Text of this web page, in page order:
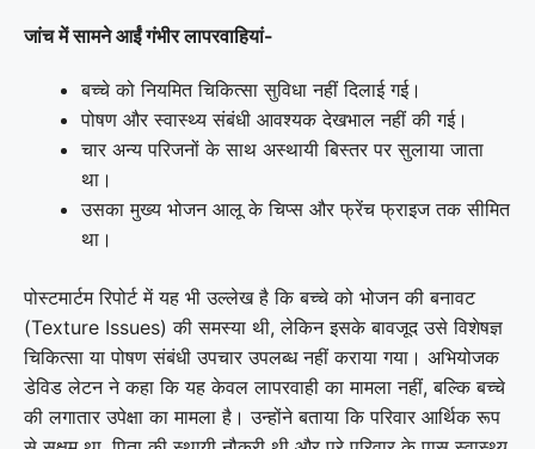
जांच में सामने आईं गंभीर लापरवाहियां-
बच्चे को नियमित चिकित्सा सुविधा नहीं दिलाई गई।
पोषण और स्वास्थ्य संबंधी आवश्यक देखभाल नहीं की गई।
चार अन्य परिजनों के साथ अस्थायी बिस्तर पर सुलाया जाता
था।
उसका मुख्य भोजन आलू के चिप्स और फ्रेंच फ्राइज तक सीमित
था।
पोस्टमार्टम रिपोर्ट में यह भी उल्लेख है कि बच्चे को भोजन की बनावट
(Texture Issues) की समस्या थी, लेकिन इसके बावजूद उसे विशेषज्ञ
चिकित्सा या पोषण संबंधी उपचार उपलब्ध नहीं कराया गया। अभियोजक
डेविड लेटन ने कहा कि यह केवल लापरवाही का मामला नहीं, बल्कि बच्चे
की लगातार उपेक्षा का मामला है। उन्होंने बताया कि परिवार आर्थिक रूप